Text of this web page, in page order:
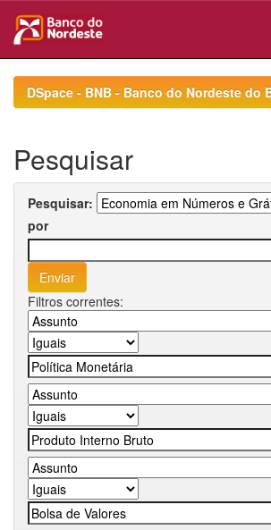
navigationDSpace - BNB - Banco do Nordeste do
Pesquisar
Pesquisar:
por
Filtros correntes: